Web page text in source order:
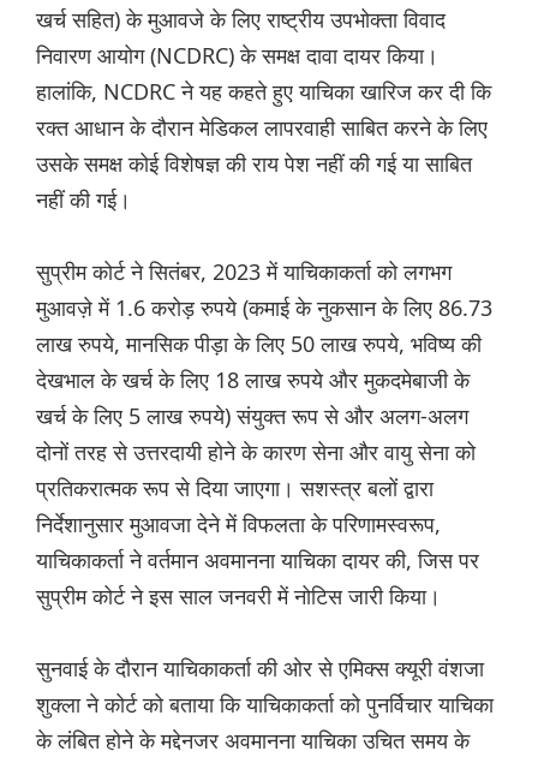
खर्च सहित) के मुआवजे के लिए राष्ट्रीय उपभोक्ता विवाद
निवारण आयोग (NCDRC) के समक्ष दावा दायर किया।
हालांकि, NCDRC ने यह कहते हुए याचिका खारिज कर दी कि
रक्त आधान के दौरान मेडिकल लापरवाही साबित करने के लिए
उसके समक्ष कोई विशेषज्ञ की राय पेश नहीं की गई या साबित
नहीं की गई।
सुप्रीम कोर्ट ने सितंबर, 2023 में याचिकाकर्ता को लगभग
मुआवज़े में 1.6 करोड़ रुपये (कमाई के नुकसान के लिए 86.73
लाख रुपये, मानसिक पीड़ा के लिए 50 लाख रुपये, भविष्य की
देखभाल के खर्च के लिए 18 लाख रुपये और मुकदमेबाजी के
खर्च के लिए 5 लाख रुपये) संयुक्त रूप से और अलग-अलग
दोनों तरह से उत्तरदायी होने के कारण सेना और वायु सेना को
प्रतिकरात्मक रूप से दिया जाएगा। सशस्त्र बलों द्वारा
निर्देशानुसार मुआवजा देने में विफलता के परिणामस्वरूप,
याचिकाकर्ता ने वर्तमान अवमानना ​​याचिका दायर की, जिस पर
सुप्रीम कोर्ट ने इस साल जनवरी में नोटिस जारी किया।
सुनवाई के दौरान याचिकाकर्ता की ओर से एमिक्स क्यूरी वंशजा
शुक्ला ने कोर्ट को बताया कि याचिकाकर्ता को पुनर्विचार याचिका
के लंबित होने के मद्देनजर अवमानना याचिका उचित समय के